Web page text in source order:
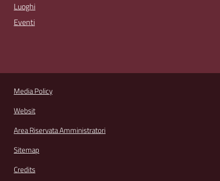
Luoghi
Eventi
Media Policy
Websit
Area Riservata Amministratori
Sitemap
Credits